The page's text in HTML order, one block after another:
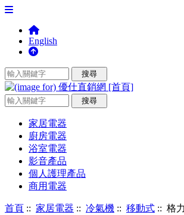
English
家居電器
廚房電器
浴室電器
影音產品
個人護理產品
商用電器
首頁 :: 家居電器 :: 冷氣機 :: 移動式 :: 格